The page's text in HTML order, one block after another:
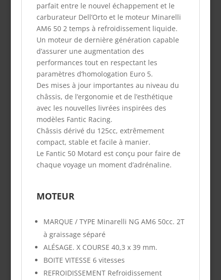
parfait entre le nouvel échappement et le
carburateur Dell’Orto et le moteur Minarelli
AM6 50 2 temps à refroidissement liquide.
Un moteur de dernière génération capable
d’assurer une augmentation des
performances tout en respectant les
paramètres d’homologation Euro 5.
Des mises à jour importantes au niveau du
châssis, de l’ergonomie et de l’esthétique
avec les nouvelles livrées inspirées des
modèles Fantic Racing.
Châssis dérivé du 125cc, extrêmement
compact, stable et facile à manier.
Le Fantic 50 Motard est conçu pour faire de
chaque voyage un moment d’adrénaline.
MOTEUR
MARQUE / TYPE Minarelli NG AM6 50cc. 2T
à graissage séparé
ALÉSAGE. X COURSE 40,3 x 39 mm.
BOITE VITESSE 6 vitesses
REFROIDISSEMENT Refroidissement